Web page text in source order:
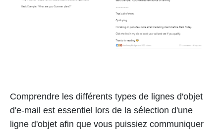
Comprendre les différents types de lignes d'objet
d'e-mail est essentiel lors de la sélection d'une
ligne d'objet afin que vous puissiez communiquer